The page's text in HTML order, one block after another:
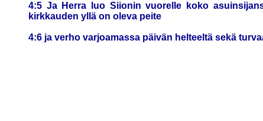
4:5 Ja Herra luo Siionin vuorelle koko
kirkkauden yllä on oleva peite
4:6 ja verho varjoamassa päivän helteeltä sekä